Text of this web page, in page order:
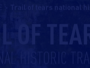
trail of tears national
OF
HISTORIC